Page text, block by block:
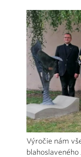
Výročie nám